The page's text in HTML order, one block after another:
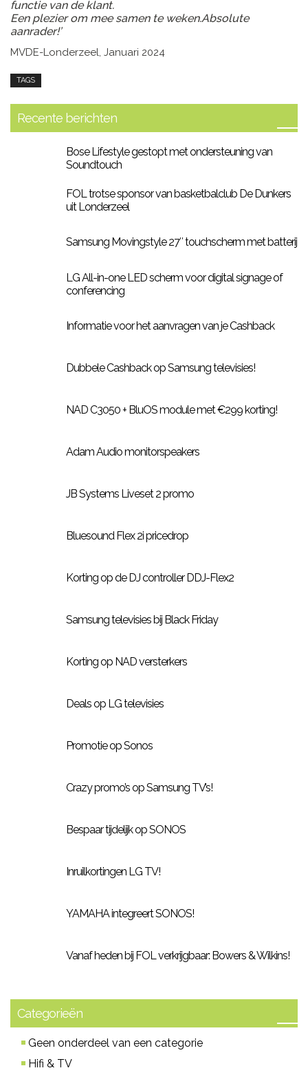
functie van de klant.
Een plezier om mee samen te weken.Absolute
aanrader!’
MVDE-Londerzeel, Januari 2024
TAGS
Recente berichten
Bose Lifestyle gestopt met ondersteuning van
Soundtouch
FOL trotse sponsor van basketbalclub De Dunkers
uit Londerzeel
Samsung Movingstyle 27″ touchscherm met batterij
LG All-in-one LED scherm voor digital signage of
conferencing
Informatie voor het aanvragen van je Cashback
Dubbele Cashback op Samsung televisies!
NAD C3050 + BluOS module met €299 korting!
Adam Audio monitorspeakers
JB Systems Liveset 2 promo
Bluesound Flex 2i pricedrop
Korting op de DJ controller DDJ-Flex2
Samsung televisies bij Black Friday
Korting op NAD versterkers
Deals op LG televisies
Promotie op Sonos
Crazy promo’s op Samsung TV’s!
Bespaar tijdelijk op SONOS
Inruilkortingen LG TV!
YAMAHA integreert SONOS!
Vanaf heden bij FOL verkrijgbaar: Bowers & Wilkins!
Categorieën
Geen onderdeel van een categorie
Hifi & TV